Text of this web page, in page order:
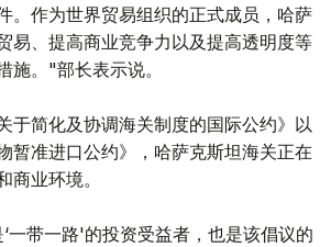
。作为世界贸易组织的正式成员，哈萨
易、提高商业竞争力以及提高透明度等
施。"部长表示说。
于简化及协调海关制度的国际公约》以
暂准进口公约》，哈萨克斯坦海关正在
商业环境。
一带一路'的投资受益者，也是该倡议的